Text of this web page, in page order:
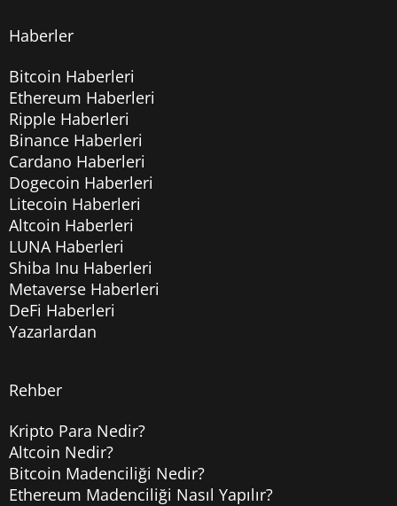
Haberler
Bitcoin Haberleri
Ethereum Haberleri
Ripple Haberleri
Binance Haberleri
Cardano Haberleri
Dogecoin Haberleri
Litecoin Haberleri
Altcoin Haberleri
LUNA Haberleri
Shiba Inu Haberleri
Metaverse Haberleri
DeFi Haberleri
Yazarlardan
Rehber
Kripto Para Nedir?
Altcoin Nedir?
Bitcoin Madenciliği Nedir?
Ethereum Madenciliği Nasıl Yapılır?